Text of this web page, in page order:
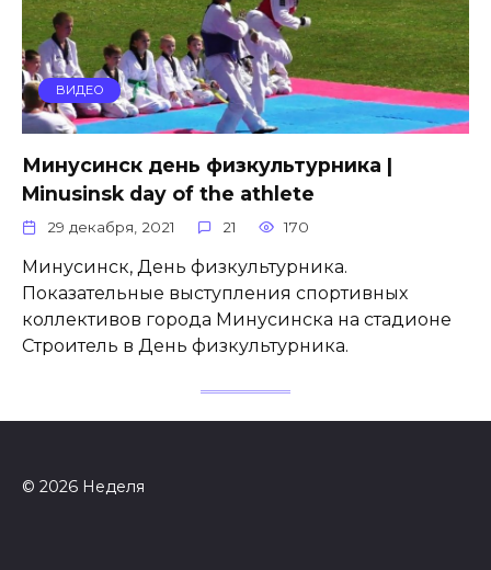
ВИДЕО
Минусинск день физкультурника |
Minusinsk day of the athlete
29 декабря, 2021 21 170
Минусинск, День физкультурника.
Показательные выступления спортивных
коллективов города Минусинска на стадионе
Строитель в День физкультурника.
© 2026 Неделя